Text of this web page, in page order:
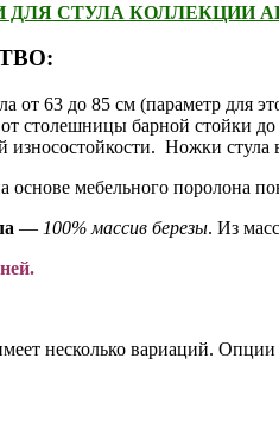
СТУЛА КОЛЛЕКЦИИ
от 63 до 85 см (параметр для
столешницы барной стойки
Ножки
основе мебельного поролона
— 100% массив березы. Из
несколько вариаций.